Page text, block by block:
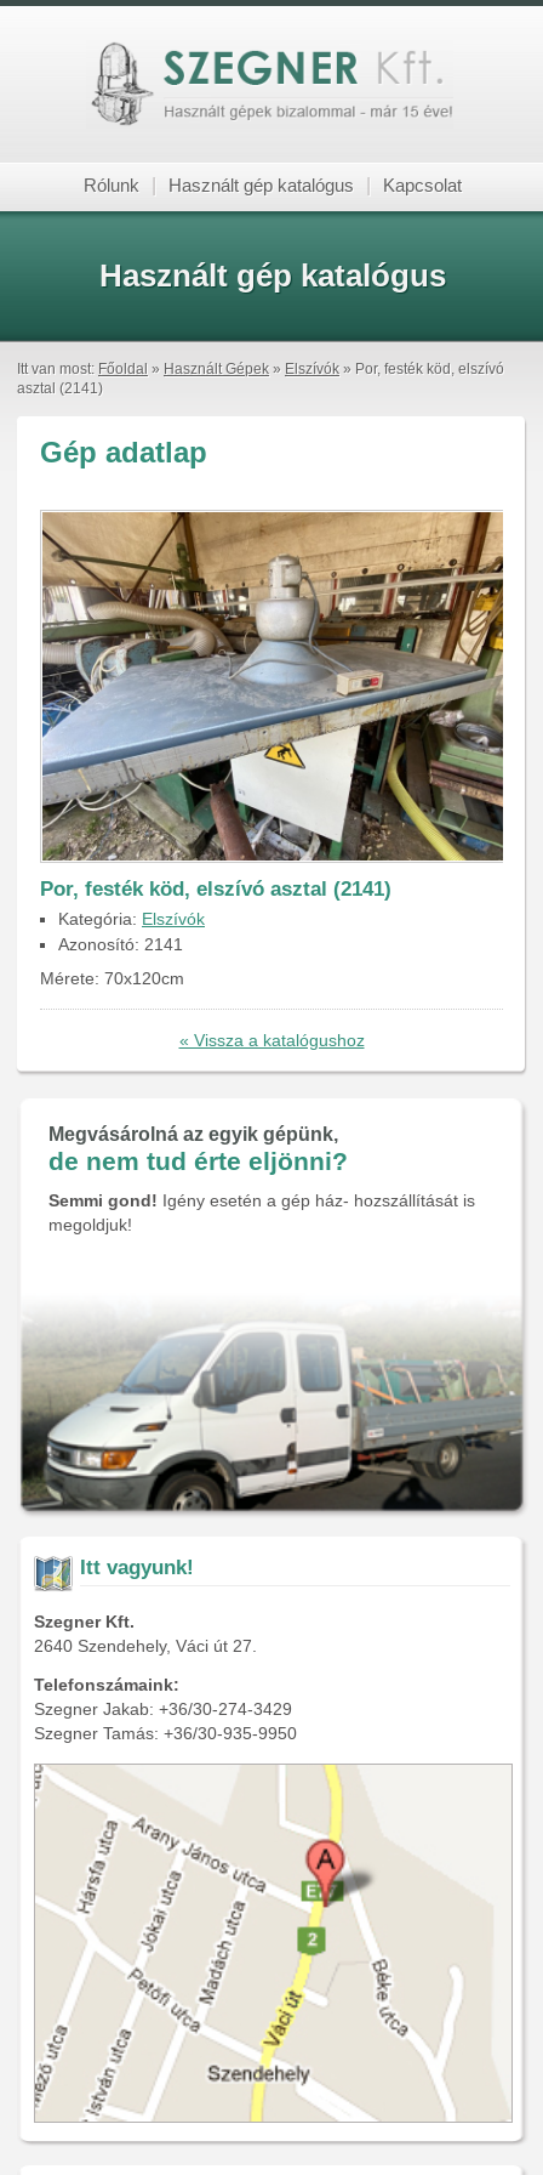
Rólunk Használt gép katalógus Kapcsolat
Használt gép katalógus
Itt van most: Főoldal » Használt Gépek » Elszívók » Por, festék köd, elszívó
asztal (2141)
Gép adatlap
Por, festék köd, elszívó asztal (2141)
Kategória: Elszívók
Azonosító: 2141
Mérete: 70x120cm
« Vissza a katalógushoz
Megvásárolná az egyik gépünk,
de nem tud érte eljönni?
Semmi gond! Igény esetén a gép ház- hozszállítását is
megoldjuk!
Itt vagyunk!
Szegner Kft.
2640 Szendehely, Váci út 27.
Telefonszámaink:
Szegner Jakab: +36/30-274-3429
Szegner Tamás: +36/30-935-9950